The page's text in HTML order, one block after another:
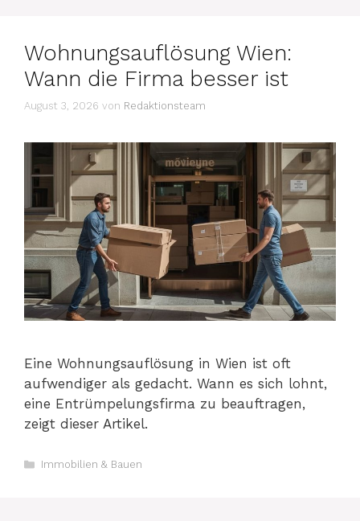
Wohnungsauflösung Wien:
Wann die Firma besser ist
August 3, 2026 von Redaktionsteam
Eine Wohnungsauflösung in Wien ist oft
aufwendiger als gedacht. Wann es sich lohnt,
eine Entrümpelungsfirma zu beauftragen,
zeigt dieser Artikel.
Kategorien
Immobilien & Bauen